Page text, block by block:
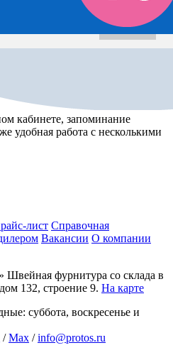
кабинете, запоминание
удобная работа с несколькими
лист Справочная
Вакансии О компании
Швейная фурнитура со склада в
132, строение 9. На карте
суббота, воскресенье и
/Max /info@protos.ru